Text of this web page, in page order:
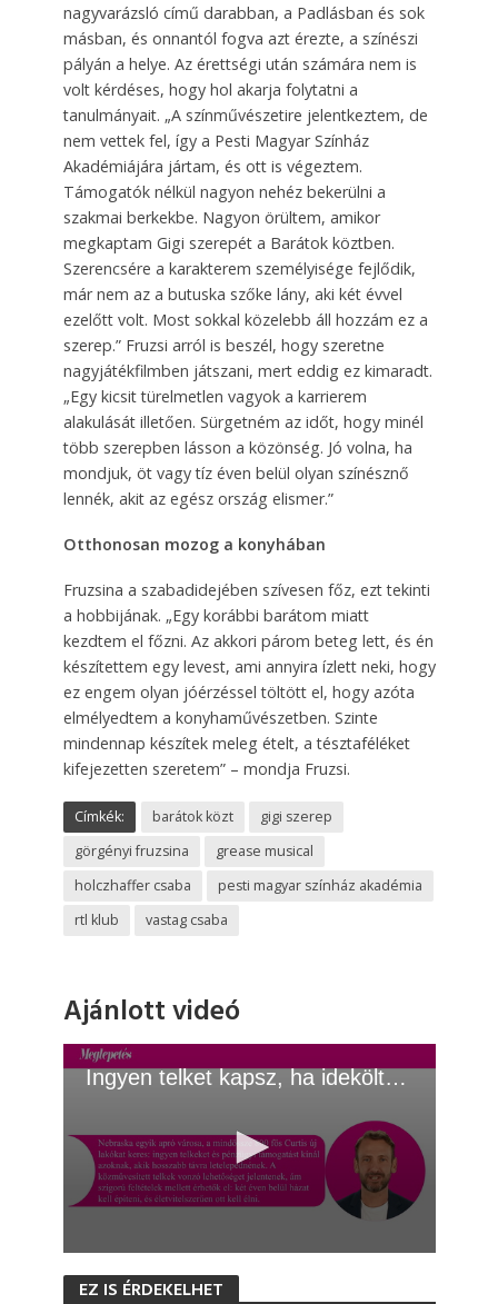
nagyvarázsló című darabban, a Padlásban és sok
másban, és onnantól fogva azt érezte, a színészi
pályán a helye. Az érettségi után számára nem is
volt kérdéses, hogy hol akarja folytatni a
tanulmányait. „A színművészetire jelentkeztem, de
nem vettek fel, így a Pesti Magyar Színház
Akadémiájára jártam, és ott is végeztem.
Támogatók nélkül nagyon nehéz bekerülni a
szakmai berkekbe. Nagyon örültem, amikor
megkaptam Gigi szerepét a Barátok köztben.
Szerencsére a karakterem személyisége fejlődik,
már nem az a butuska szőke lány, aki két évvel
ezelőtt volt. Most sokkal közelebb áll hozzám ez a
szerep.” Fruzsi arról is beszél, hogy szeretne
nagyjátékfilmben játszani, mert eddig ez kimaradt.
„Egy kicsit türelmetlen vagyok a karrierem
alakulását illetően. Sürgetném az időt, hogy minél
több szerepben lásson a közönség. Jó volna, ha
mondjuk, öt vagy tíz éven belül olyan színésznő
lennék, akit az egész ország elismer.”
Otthonosan mozog a konyhában
Fruzsina a szabadidejében szívesen főz, ezt tekinti
a hobbijának. „Egy korábbi barátom miatt
kezdtem el főzni. Az akkori párom beteg lett, és én
készítettem egy levest, ami annyira ízlett neki, hogy
ez engem olyan jóérzéssel töltött el, hogy azóta
elmélyedtem a konyhaművészetben. Szinte
mindennap készítek meleg ételt, a tésztaféléket
kifejezetten szeretem” – mondja Fruzsi.
Címkék: barátok közt
gigi szerep
görgényi fruzsina
grease musical
holczhaffer csaba
pesti magyar színház akadémia
rtl klub
vastag csaba
Ajánlott videó
Ingyen telket kapsz, ha ideköltözöl!
s EZ IS ÉRDEKELHET